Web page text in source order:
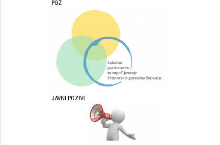
PGŽ
JAVNI POZIVI